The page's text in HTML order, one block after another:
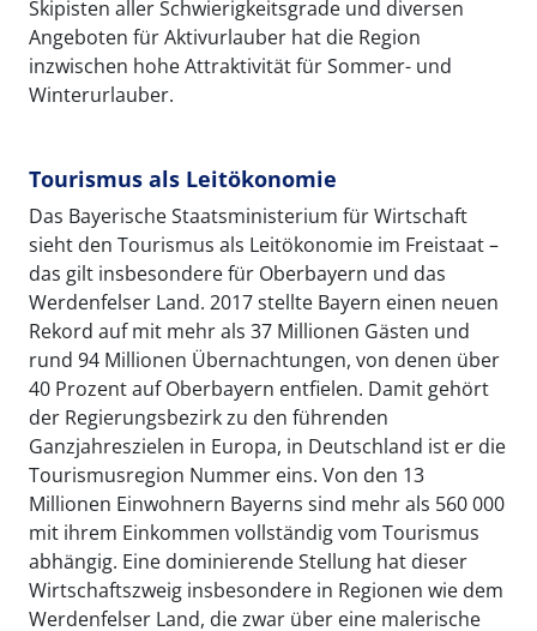
Skipisten aller Schwierigkeitsgrade und diversen
Angeboten für Aktivurlauber hat die Region
inzwischen hohe Attraktivität für Sommer- und
Winterurlauber.
Tourismus als Leitökonomie
Das Bayerische Staatsministerium für Wirtschaft
sieht den Tourismus als Leitökonomie im Freistaat –
das gilt insbesondere für Oberbayern und das
Werdenfelser Land. 2017 stellte Bayern einen neuen
Rekord auf mit mehr als 37 Millionen Gästen und
rund 94 Millionen Übernachtungen, von denen über
40 Prozent auf Oberbayern entfielen. Damit gehört
der Regierungsbezirk zu den führenden
Ganzjahreszielen in Europa, in Deutschland ist er die
Tourismusregion Nummer eins. Von den 13
Millionen Einwohnern Bayerns sind mehr als 560 000
mit ihrem Einkommen vollständig vom Tourismus
abhängig. Eine dominierende Stellung hat dieser
Wirtschaftszweig insbesondere in Regionen wie dem
Werdenfelser Land, die zwar über eine malerische